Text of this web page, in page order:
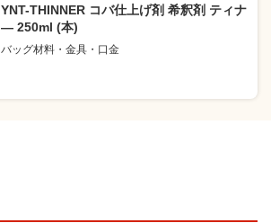
YNT-THINNER コバ仕上げ剤 希釈剤 ティナ
― 250ml (本)
バッグ材料・金具・口金